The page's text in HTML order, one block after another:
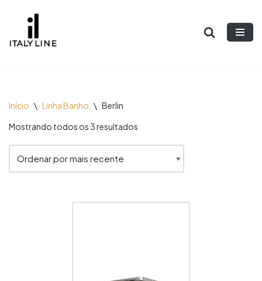
para
Início \ Linha Banho \ Berlin
Mostrando todos os 3 resultados